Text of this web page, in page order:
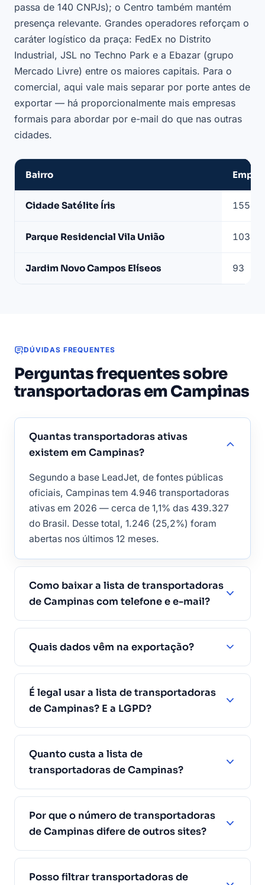
passa de 140 CNPJs); o Centro também mantém
presença relevante. Grandes operadores reforçam o
caráter logístico da praça: FedEx no Distrito
Industrial, JSL no Techno Park e a Ebazar (grupo
Mercado Livre) entre os maiores capitais. Para o
comercial, aqui vale mais separar por porte antes de
exportar — há proporcionalmente mais empresas
formais para abordar por e-mail do que nas outras
cidades.
líderes
transportadoras
em
Bairro
Cidade Satélite Íris 155
Parque Residencial Vila União 103
Jardim Novo Campos Elíseos 93
DÚVIDAS FREQUENTES
Perguntas frequentes sobre
transportadoras em Campinas
Quantas transportadoras ativas
existem em Campinas?
Segundo a base LeadJet, de fontes públicas
oficiais, Campinas tem 4.946 transportadoras
ativas em 2026 — cerca de 1,1% das 439.327
do Brasil. Desse total, 1.246 (25,2%) foram
abertas nos últimos 12 meses.
Como baixar a lista de transportadoras
de Campinas com telefone e e-mail?
Quais dados vêm na exportação?
É legal usar a lista de transportadoras
de Campinas? E a LGPD?
Quanto custa a lista de
transportadoras de Campinas?
Por que o número de transportadoras
de Campinas difere de outros sites?
Posso filtrar transportadoras de